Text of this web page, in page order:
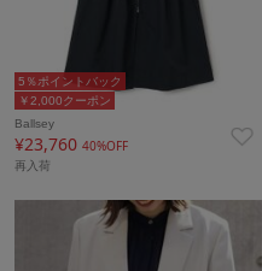
￥2,000クーポン
5％ポイントバック
Ballsey
¥23,760 40%OFF
再入荷